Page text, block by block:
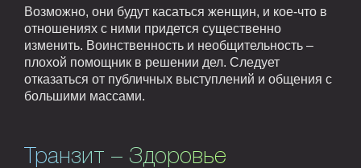
Возможно, они будут касаться женщин, и кое-что в
отношениях с ними придется существенно
изменить. Воинственность и необщительность –
плохой помощник в решении дел. Следует
отказаться от публичных выступлений и общения с
большими массами.
Транзит – Здоровье